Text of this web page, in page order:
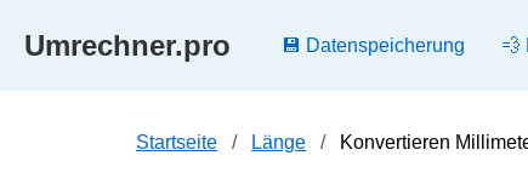
Umrechner.pro 💾 Datenspeicherung 💨
Startseite Länge Konvertieren